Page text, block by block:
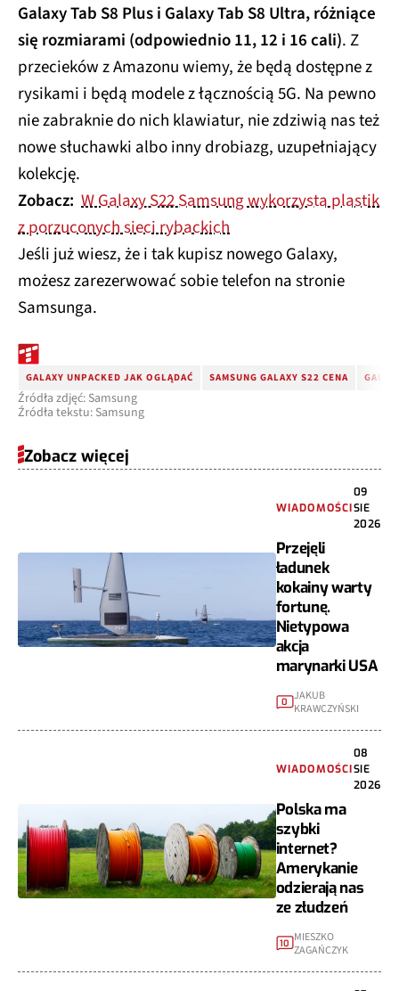
Galaxy Tab S8 Plus i Galaxy Tab S8 Ultra, różniące
się rozmiarami (odpowiednio 11, 12 i 16 cali). Z
przecieków z Amazonu wiemy, że będą dostępne z
rysikami i będą modele z łącznością 5G. Na pewno
nie zabraknie do nich klawiatur, nie zdziwią nas też
nowe słuchawki albo inny drobiazg, uzupełniający
kolekcję.
Zobacz: W Galaxy S22 Samsung wykorzysta plastik
z porzuconych sieci rybackich
Jeśli już wiesz, że i tak kupisz nowego Galaxy,
możesz zarezerwować sobie telefon na stronie
Samsunga.
GALAXY UNPACKED JAK OGLĄDAĆ SAMSUNG GALAXY S22 CENA
Źródła zdjęć: Samsung
Źródła tekstu: Samsung
Zobacz więcej
WIADOMOŚCI
09
SIE
2026
Przejęli
ładunek
kokainy warty
fortunę.
Nietypowa
akcja
marynarki USA
0 JAKUB
KRAWCZYŃSKI
WIADOMOŚCI
08
SIE
2026
Polska ma
szybki
internet?
Amerykanie
odzierają nas
ze złudzeń
10 MIESZKO
ZAGAŃCZYK